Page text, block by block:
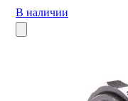
В наличии